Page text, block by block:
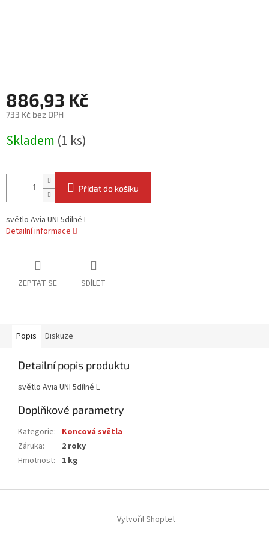
886,93 Kč
733 Kč bez DPH
cena:
Skladem (1 ks)
Přidat do košíku
světlo Avia UNI 5dílné L
Detailní informace
ZEPTAT SE SDÍLET
Popis Diskuze
Detailní popis produktu
světlo Avia UNI 5dílné L
Doplňkové parametry
Kategorie: Koncová světla
Záruka:
2 roky
Hmotnost: 1 kg
Vytvořil Shoptet